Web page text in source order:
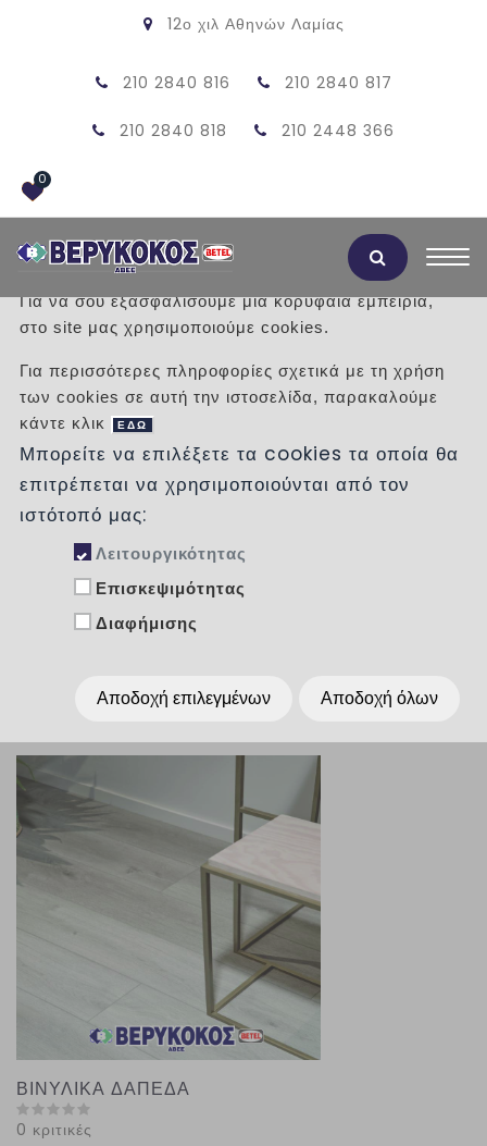
12ο χιλ Αθηνών Λαμίας
210 2840 816 210 2840 817
210 2840 818 210 2448 366
0
/ Προϊόντα /
ΞΥΛΙΝΑ ΔΑΠΕΔΑ
Κατηγορίες
Ταξινόμηση :
ΒΙΝΥΛΙΚΑ ΔΑΠΕΔΑ
0 κριτικές
Αποδοχή Cookies
Για να σου εξασφαλίσουμε μια κορυφαία εμπειρία,
στο site μας χρησιμοποιούμε cookies.
Για περισσότερες πληροφορίες σχετικά με τη χρήση
των cookies σε αυτή την ιστοσελίδα, παρακαλούμε
κάντε κλικ
ΕΔΩ
Μπορείτε να επιλέξετε τα cookies τα οποία θα
επιτρέπεται να χρησιμοποιούνται από τον
ιστότοπό μας:
Λειτουργικότητας
Επισκεψιμότητας
Διαφήμισης
Αποδοχή επιλεγμένων Αποδοχή όλων